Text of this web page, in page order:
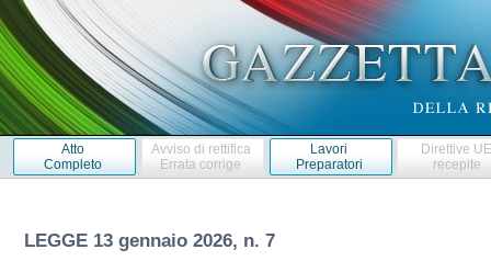
Atto
Completo
Avviso di rettifica
Errata corrige
Lavori
Preparatori
Direttive
recepite
LEGGE 13 gennaio 2026, n. 7